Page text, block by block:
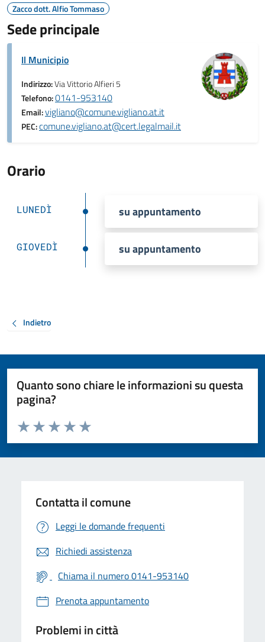
Zacco dott. Alfio Tommaso
Sede principale
Il Municipio
Indirizzo:Via Vittorio Alfieri 5
Telefono:0141-953140
Email:vigliano@comune.vigliano.at.it
PEC:comune.vigliano.at@cert.legalmail.it
Orario
LUNEDÌ su appuntamento
GIOVEDÌ su appuntamento
Indietro
Quanto sono chiare le informazioni su questa
pagina?
Valuta da 1 a 5 stelle la pagina
Valuta 5 stelle su 5
Valuta 4 stelle su 5
Valuta 3 stelle su 5
Valuta 2 stelle su 5
Valuta 1 stelle su 5
Contatta il comune
Leggi le domande frequenti
Richiedi assistenza
Chiama il numero 0141-953140
Prenota appuntamento
Problemi in città